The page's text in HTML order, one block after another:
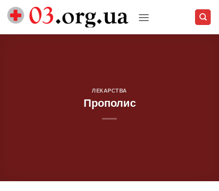
Skip
ЛЕКАРСТВА
Прополис